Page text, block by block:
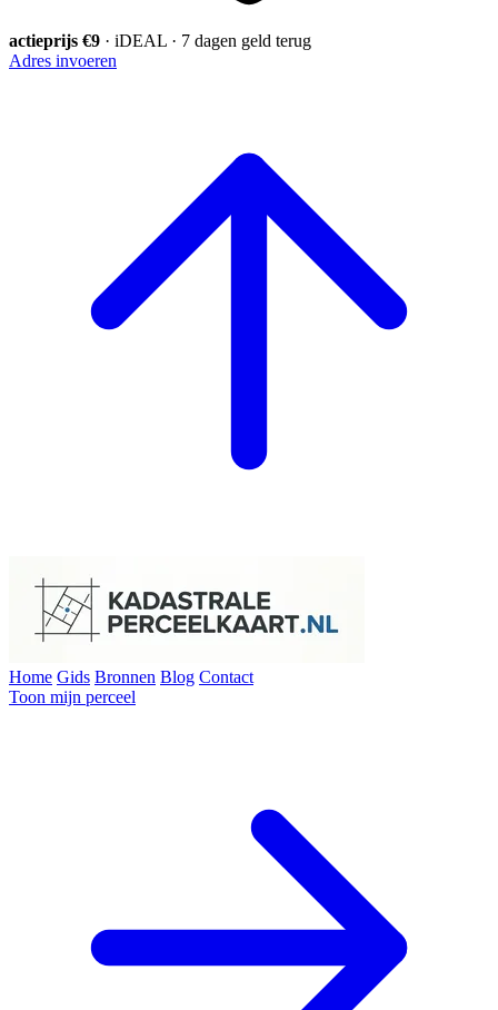
actieprijs €9 · iDEAL · 7 dagen geld terug
Adres invoeren
Home Gids Bronnen Blog Contact
Toon mijn perceel